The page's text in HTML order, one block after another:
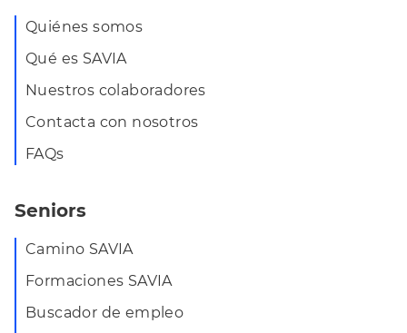
Quiénes somos
Qué es SAVIA
Nuestros colaboradores
Contacta con nosotros
FAQs
Seniors
Camino SAVIA
Formaciones SAVIA
Buscador de empleo